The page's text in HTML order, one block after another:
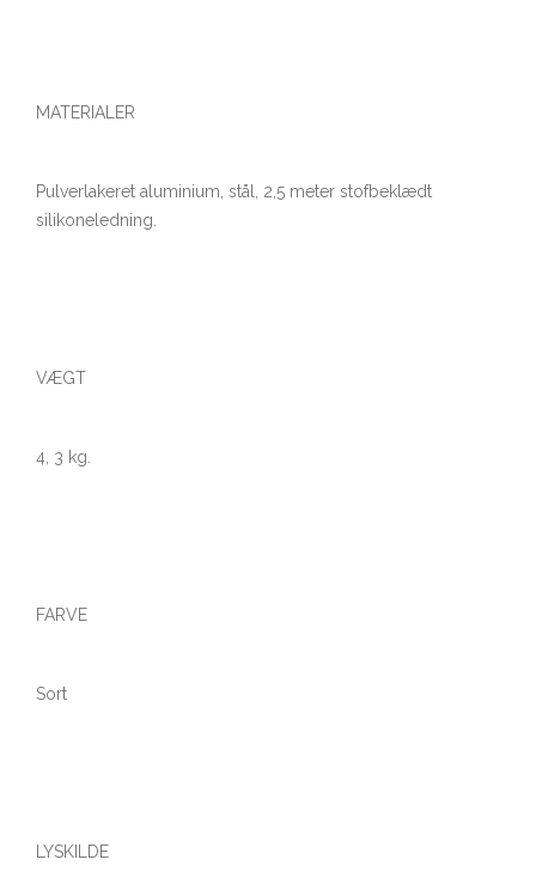
MATERIALER
Pulverlakeret aluminium, stål, 2,5 meter stofbeklædt
silikoneledning.
VÆGT
4, 3 kg.
FARVE
Sort
LYSKILDE